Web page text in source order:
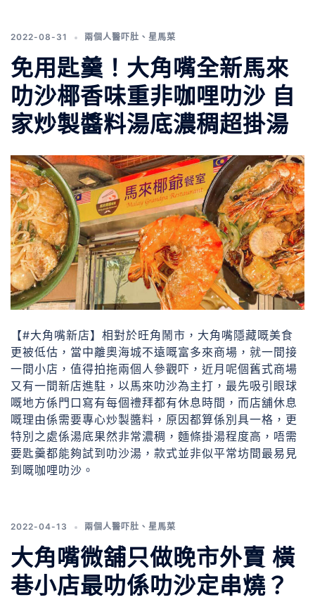
2022-08-31 兩個人醫吓肚 、 星馬菜
免用匙羹！大角嘴全新馬來
叻沙椰香味重非咖哩叻沙 自
家炒製醬料湯底濃稠超掛湯
【#大角嘴新店】相對於旺角鬧市，大角嘴隱藏嘅美食
更被低估，當中離奧海城不遠嘅富多來商場，就一間接
一間小店，值得拍拖兩個人參觀吓，近月呢個舊式商場
又有一間新店進駐，以馬來叻沙為主打，最先吸引眼球
嘅地方係門口寫有每個禮拜都有休息時間，而店舖休息
嘅理由係需要專心炒製醬料，原因都算係別具一格，更
特別之處係湯底果然非常濃稠，麵條掛湯程度高，唔需
要匙羹都能夠試到叻沙湯，款式並非似平常坊間最易見
到嘅咖哩叻沙。
2022-04-13 兩個人醫吓肚 、 星馬菜
大角嘴微舖只做晚市外賣 橫
巷小店最叻係叻沙定串燒？